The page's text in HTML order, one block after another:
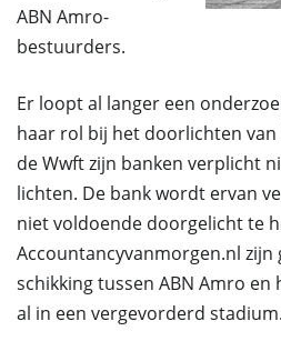
ABN Amro-
bestuurders.
Er loopt al langer een
haar rol bij het doorlichten
de Wwft zijn banken verplicht
lichten. De bank wordt ervan
niet voldoende doorgelicht te
Accountancyvanmorgen.nl zijn
schikking tussen ABN Amro
al in een vergevorderd stadium.